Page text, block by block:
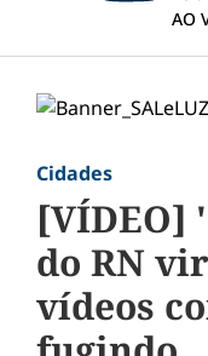
AO
Cidades
[VÍDEO]
do RN
vídeos